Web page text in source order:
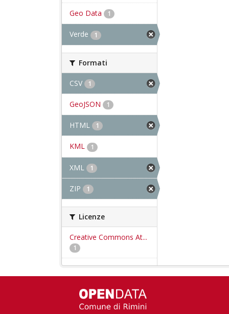
Geo Data 1
Verde 1
Formati
CSV 1
GeoJSON 1
HTML 1
KML 1
XML 1
ZIP 1
Licenze
Creative Commons At...
1